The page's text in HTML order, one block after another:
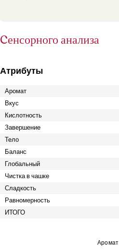
Cенсорного анализа
Атрибуты
Аромат
Вкус
Кислотность
Завершение
Тело
Баланс
Глобальный
Чистка в чашке
Сладкость
Равномерность
ИТОГО
Аромат